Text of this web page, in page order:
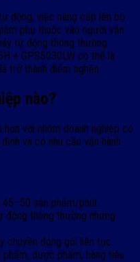
động, việc nâng cấp lên bộ
phụ thuộc vào người vận
tự động thông thường
+ GPS5030LW có thể là
trở thành điểm nghẽn.
nào?
với nhóm doanh nghiệp có
và có nhu cầu vận hành
sản phẩm/phút.
động thông thường nhưng
chuyền đóng gói liên tục.
dược phẩm, hàng tiêu